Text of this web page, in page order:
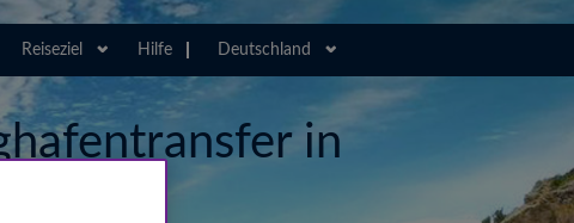
Reiseziel Hilfe Deutschland
in